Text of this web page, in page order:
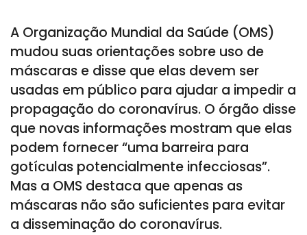
A Organização Mundial da Saúde (OMS)
mudou suas orientações sobre uso de
máscaras e disse que elas devem ser
usadas em público para ajudar a impedir a
propagação do coronavírus. O órgão disse
que novas informações mostram que elas
podem fornecer “uma barreira para
gotículas potencialmente infecciosas”.
Mas a OMS destaca que apenas as
máscaras não são suficientes para evitar
a disseminação do coronavírus.